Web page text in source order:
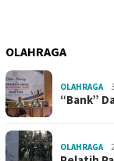
OLAHRAGA
OLAHRAGA
“Bank”
OLAHRAGA